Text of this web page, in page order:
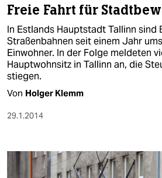
Freie Fahrt für
In Estlands Hauptstadt Tallinn sind
Straßenbahnen seit einem Jahr
Einwohner. In der Folge meldeten
Hauptwohnsitz in Tallinn an, die
stiegen.
Von Holger Klemm
29.1.2014